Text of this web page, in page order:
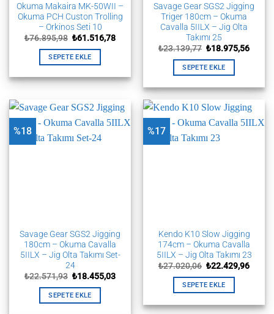
Okuma Makaira MK-50WII –
Okuma PCH Custon Trolling
– Orkinos Seti 10
₺76.895,98 Orijinal
₺76.895,98.
₺61.516,78Şu
SEPETE EKLE
Savage Gear SGS2 Jigging
Triger 180cm – Okuma
Cavalla 5IILX – Jig Olta
Takımı 25
₺23.139,77 Orijinal
₺23.139,77.
₺18.975,56Şu
SEPETE EKLE
%18
Savage Gear SGS2 Jigging
180cm – Okuma Cavalla
5IILX – Jig Olta Takımı Set-
24
₺22.571,93 Orijinal
₺22.571,93.
₺18.455,03Şu
SEPETE EKLE
%17
Kendo K10 Slow Jigging
174cm – Okuma Cavalla
5IILX – Jig Olta Takımı 23
₺27.020,06 Orijinal
₺27.020,06.
₺22.429,96Şu
SEPETE EKLE